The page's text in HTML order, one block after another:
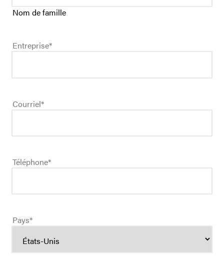
Nom de famille
Entreprise*
Courriel*
Téléphone*
Pays*